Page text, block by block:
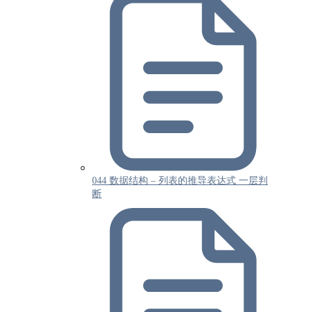
044 数据结构 – 列表的推导表达式 一层判
断